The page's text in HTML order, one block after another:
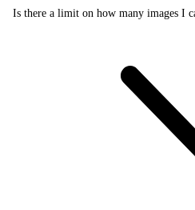
Is there a limit on how many images I